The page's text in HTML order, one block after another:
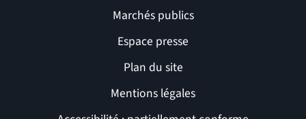
Marchés publics
Espace presse
Plan du site
Mentions légales